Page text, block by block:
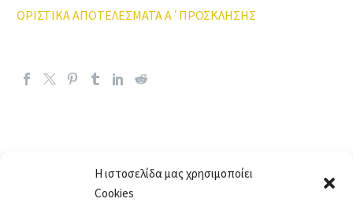
Η ιστοσελίδα μας χρησιμοποίει
Cookies
ΟΡΙΣΤΙΚΑ ΑΠΟΤΕΛΕΣΜΑΤΑ Α΄ΠΡΟΣΚΛΗΣΗΣ